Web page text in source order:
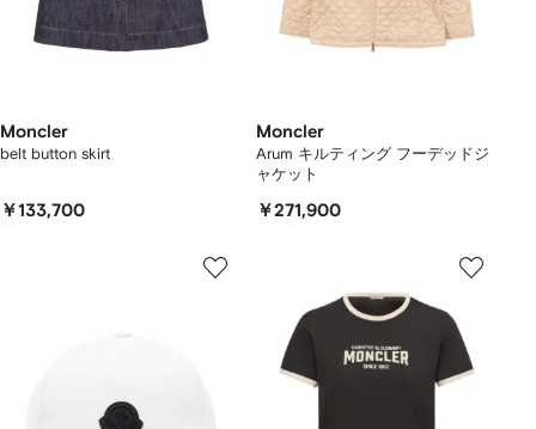
Moncler
belt button skirt
￥133,700
Moncler
Arum キルティング フーデッドジ
ャケット
￥271,900